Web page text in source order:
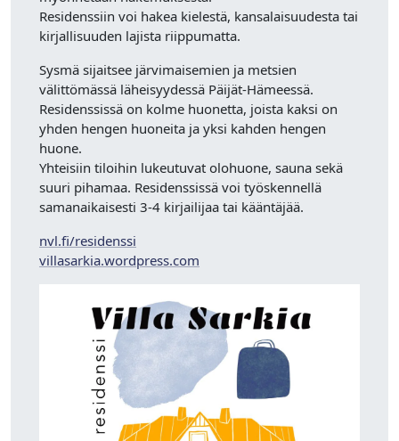
Residenssiin voi hakea kielestä, kansalaisuudesta tai
kirjallisuuden lajista riippumatta.
Sysmä sijaitsee järvimaisemien ja metsien
välittömässä läheisyydessä Päijät-Hämeessä.
Residenssissä on kolme huonetta, joista kaksi on
yhden hengen huoneita ja yksi kahden hengen
huone.
Yhteisiin tiloihin lukeutuvat olohuone, sauna sekä
suuri pihamaa. Residenssissä voi työskennellä
samanaikaisesti 3-4 kirjailijaa tai kääntäjää.
nvl.fi/residenssi
villasarkia.wordpress.com